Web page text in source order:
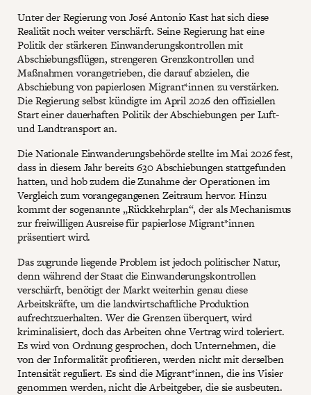
Unter der Regierung von José Antonio Kast hat sich diese
Realität noch weiter verschärft. Seine Regierung hat eine
Politik der stärkeren Einwanderungskontrollen mit
Abschiebungsflügen, strengeren Grenzkontrollen und
Maßnahmen vorangetrieben, die darauf abzielen, die
Abschiebung von papierlosen Migrant*innen zu verstärken.
Die Regierung selbst kündigte im April 2026 den offiziellen
Start einer dauerhaften Politik der Abschiebungen per Luft-
und Landtransport an.
Die Nationale Einwanderungsbehörde stellte im Mai 2026 fest,
dass in diesem Jahr bereits 630 Abschiebungen stattgefunden
hatten, und hob zudem die Zunahme der Operationen im
Vergleich zum vorangegangenen Zeitraum hervor. Hinzu
kommt der sogenannte „Rückkehrplan“, der als Mechanismus
zur freiwilligen Ausreise für papierlose Migrant*innen
präsentiert wird.
Das zugrunde liegende Problem ist jedoch politischer Natur,
denn während der Staat die Einwanderungskontrollen
verschärft, benötigt der Markt weiterhin genau diese
Arbeitskräfte, um die landwirtschaftliche Produktion
aufrechtzuerhalten. Wer die Grenzen überquert, wird
kriminalisiert, doch das Arbeiten ohne Vertrag wird toleriert.
Es wird von Ordnung gesprochen, doch Unternehmen, die
von der Informalität profitieren, werden nicht mit derselben
Intensität reguliert. Es sind die Migrant*innen, die ins Visier
genommen werden, nicht die Arbeitgeber, die sie ausbeuten.